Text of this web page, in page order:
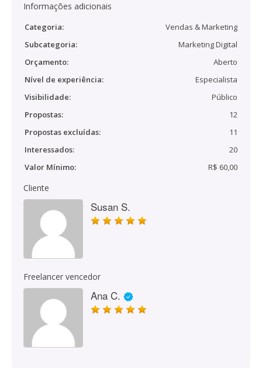
Informações adicionais
Categoria:
Vendas & Marketing
Subcategoria:
Marketing Digital
Orçamento:
Aberto
Nível de experiência:
Especialista
Visibilidade:
Público
Propostas:
12
Propostas excluídas:
11
Interessados:
20
Valor Mínimo:
R$ 60,00
Cliente
Susan S.
Freelancer vencedor
Ana C.